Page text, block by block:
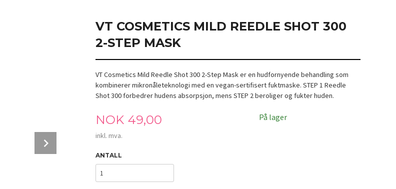
VT COSMETICS MILD REEDLE SHOT 300
2-STEP MASK
VT Cosmetics Mild Reedle Shot 300 2-Step Mask er en hudfornyende behandling som
kombinerer mikronåleteknologi med en vegan-sertifisert fuktmaske. STEP 1 Reedle
Shot 300 forbedrer hudens absorpsjon, mens STEP 2 beroliger og fukter huden.
Pris
NOK 49,00
inkl. mva.
På lager
ANTALL